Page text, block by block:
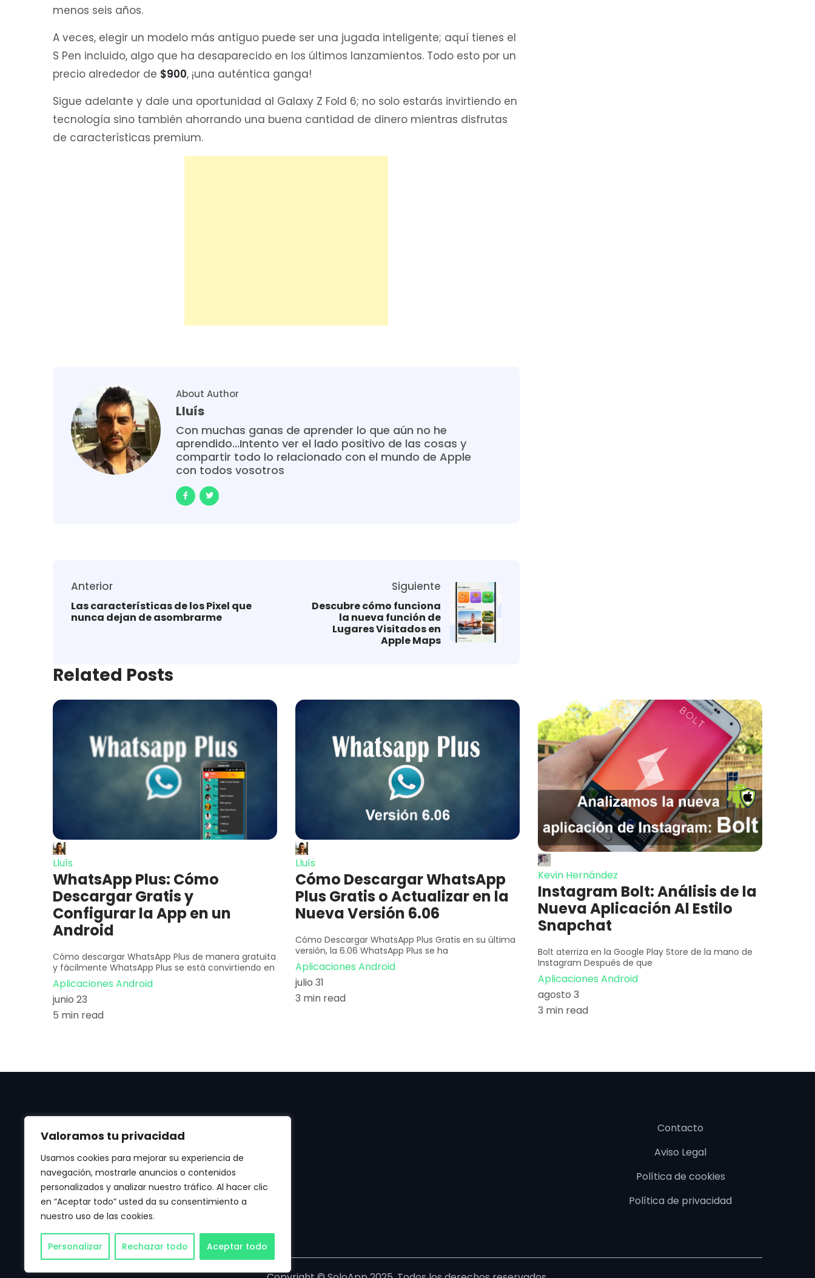
Valoramos tu privacidad
Usamos cookies para mejorar su experiencia de
navegación, mostrarle anuncios o contenidos
personalizados y analizar nuestro tráfico. Al hacer clic
en “Aceptar todo” usted da su consentimiento a
nuestro uso de las cookies.
Personalizar Rechazar todo Aceptar todo
menos seis años.
A veces, elegir un modelo más antiguo puede ser una jugada inteligente; aquí tienes el
S Pen incluido, algo que ha desaparecido en los últimos lanzamientos. Todo esto por un
precio alrededor de $900, ¡una auténtica ganga!
Sigue adelante y dale una oportunidad al Galaxy Z Fold 6; no solo estarás invirtiendo en
tecnología sino también ahorrando una buena cantidad de dinero mientras disfrutas
de características premium.
About Author
Lluís
Con muchas ganas de aprender lo que aún no he
aprendido...Intento ver el lado positivo de las cosas y
compartir todo lo relacionado con el mundo de Apple
con todos vosotros
Anterior
Las características de los Pixel que
nunca dejan de asombrarme
Siguiente
Descubre cómo funciona
la nueva función de
Lugares Visitados en
Apple Maps
Related Posts
Lluís
WhatsApp Plus: Cómo
Descargar Gratis y
Configurar la App en un
Android
Cómo descargar WhatsApp Plus de manera gratuita
y fácilmente WhatsApp Plus se está convirtiendo en
Aplicaciones Android
junio 23
5 min read
Lluís
Cómo Descargar WhatsApp
Plus Gratis o Actualizar en la
Nueva Versión 6.06
Cómo Descargar WhatsApp Plus Gratis en su última
versión, la 6.06 WhatsApp Plus se ha
Aplicaciones Android
julio 31
3 min read
Kevin Hernández
Instagram Bolt: Análisis de la
Nueva Aplicación Al Estilo
Snapchat
Bolt aterriza en la Google Play Store de la mano de
Instagram Después de que
Aplicaciones Android
agosto 3
3 min read
Manténte al día de las últimas noticias de
Apple, Android, Aplicaciones, Juegos, IA y
Contacto
Aviso Legal
Política de cookies
Política de privacidad